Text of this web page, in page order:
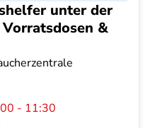
unter der
&
- 11:30